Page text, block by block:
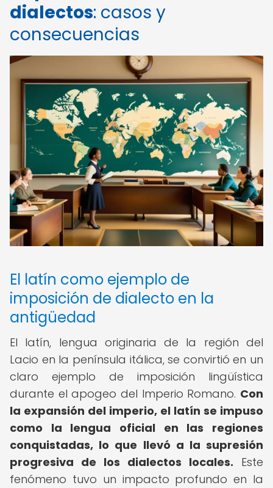
dialectos: casos y
consecuencias
El latín como ejemplo de
imposición de dialecto en la
antigüedad
El latín, lengua originaria de la región del
Lacio en la península itálica, se convirtió en un
claro ejemplo de imposición lingüística
durante el apogeo del Imperio Romano. Con
la expansión del imperio, el latín se impuso
como la lengua oficial en las regiones
conquistadas, lo que llevó a la supresión
progresiva de los dialectos locales. Este
fenómeno tuvo un impacto profundo en la